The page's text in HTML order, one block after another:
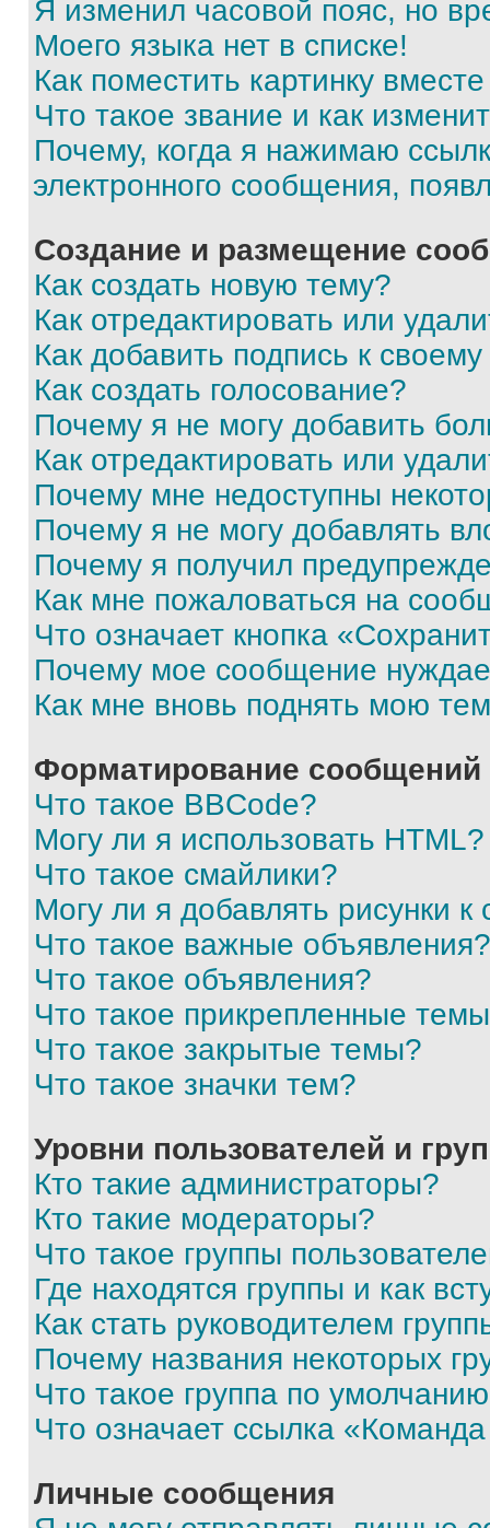
Я изменил часовой пояс, но
Моего языка нет в списке!
Как поместить картинку
Что такое звание и как
Почему, когда я нажимаю
электронного сообщения,
Создание и размещение
Как создать новую тему?
Как отредактировать или
Как добавить подпись к
Как создать голосование?
Почему я не могу добавить
Как отредактировать или
Почему мне недоступны
Почему я не могу добавлять
Почему я получил
Как мне пожаловаться на
Что означает кнопка
Почему мое сообщение
Как мне вновь поднять мою
Форматирование
Что такое BBCode?
Могу ли я использовать HTML?
Что такое смайлики?
Могу ли я добавлять рисунки
Что такое важные объявления?
Что такое объявления?
Что такое прикрепленные
Что такое закрытые темы?
Что такое значки тем?
Уровни пользователей и
Кто такие администраторы?
Кто такие модераторы?
Что такое группы
Где находятся группы и как
Как стать руководителем
Почему названия некоторых
Что такое группа по
Что означает ссылка
Личные сообщения